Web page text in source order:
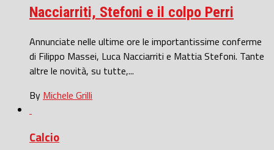
Nacciarriti, Stefoni e il colpo Perri
Annunciate nelle ultime ore le importantissime conferme
di Filippo Massei, Luca Nacciarriti e Mattia Stefoni. Tante
altre le novità, su tutte,...
By Michele Grilli
Calcio